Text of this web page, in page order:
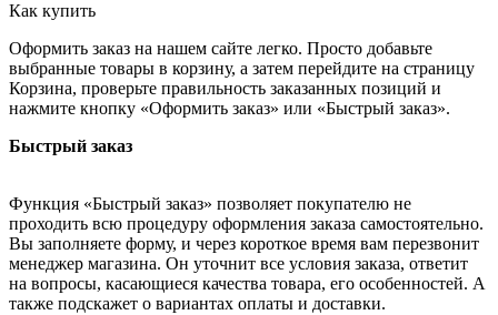
Как купить
Оформить заказ на нашем сайте легко. Просто добавьте
выбранные товары в корзину, а затем перейдите на страницу
Корзина, проверьте правильность заказанных позиций и
нажмите кнопку «Оформить заказ» или «Быстрый заказ».
Быстрый заказ
Функция «Быстрый заказ» позволяет покупателю не
проходить всю процедуру оформления заказа самостоятельно.
Вы заполняете форму, и через короткое время вам перезвонит
менеджер магазина. Он уточнит все условия заказа, ответит
на вопросы, касающиеся качества товара, его особенностей. А
также подскажет о вариантах оплаты и доставки.